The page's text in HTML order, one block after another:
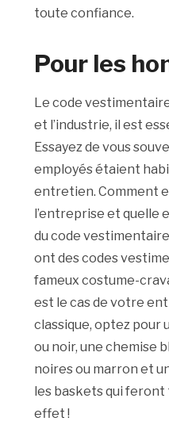
toute confiance.
Pour les
Le code
et l’industrie, il est
Essayez de vous
employés étaient
entretien. Comment
l’entreprise et quelle
du code vestimentaire
ont des codes
fameux costume-
est le cas de votre
classique, optez pour
ou noir, une chemise
noires ou marron et
les baskets qui
effet !